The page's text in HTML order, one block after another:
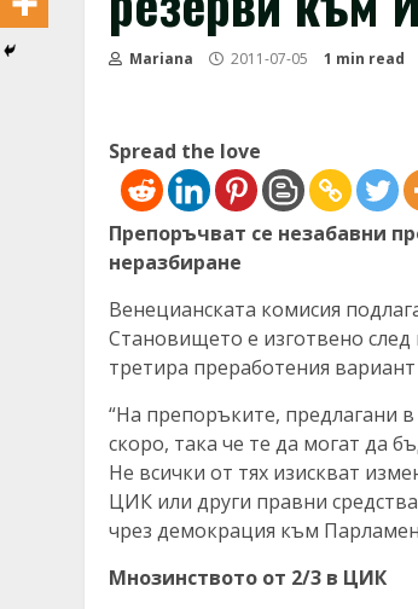
Mariana 2011-07-05 1 min read
Spread the love
Препоръчват се незабавни
неразбиране
Венецианската комисия
Становището е изготвено
третира преработения
“На препоръките, предлагани
скоро, така че те да могат да
Не всички от тях изискват
ЦИК или други правни
чрез демокрация към
Мнозинството от 2/3 в ЦИК